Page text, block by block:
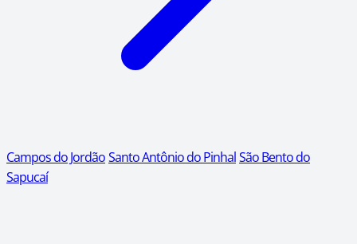
Campos do JordãoSanto Antônio do PinhalSão Bento do
Sapucaí